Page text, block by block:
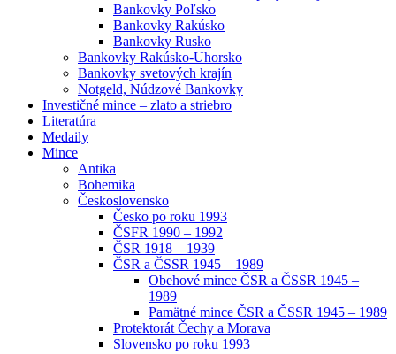
Bankovky Poľsko
Bankovky Rakúsko
Bankovky Rusko
Bankovky Rakúsko-Uhorsko
Bankovky svetových krajín
Notgeld, Núdzové Bankovky
Investičné mince – zlato a striebro
Literatúra
Medaily
Mince
Antika
Bohemika
Československo
Česko po roku 1993
ČSFR 1990 – 1992
ČSR 1918 – 1939
ČSR a ČSSR 1945 – 1989
Obehové mince ČSR a ČSSR 1945 –
1989
Pamätné mince ČSR a ČSSR 1945 – 1989
Protektorát Čechy a Morava
Slovensko po roku 1993